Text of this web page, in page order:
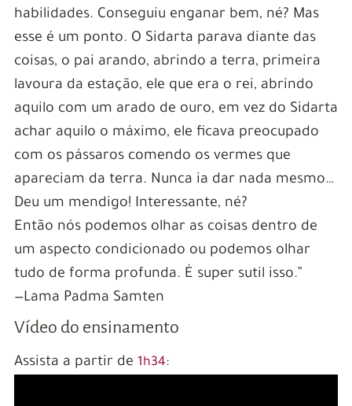
habilidades. Conseguiu enganar bem, né? Mas
esse é um ponto. O Sidarta parava diante das
coisas, o pai arando, abrindo a terra, primeira
lavoura da estação, ele que era o rei, abrindo
aquilo com um arado de ouro, em vez do Sidarta
achar aquilo o máximo, ele ficava preocupado
com os pássaros comendo os vermes que
apareciam da terra. Nunca ia dar nada mesmo…
Deu um mendigo! Interessante, né?
Então nós podemos olhar as coisas dentro de
um aspecto condicionado ou podemos olhar
tudo de forma profunda. É super sutil isso.”
—Lama Padma Samten
Vídeo do ensinamento
Assista a partir de 1h34: